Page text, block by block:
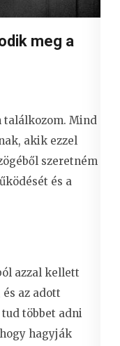
meg a
találkozom. Mind
akik ezzel
szeretném
és a
azzal kellett
az adott
többet adni
hagyják